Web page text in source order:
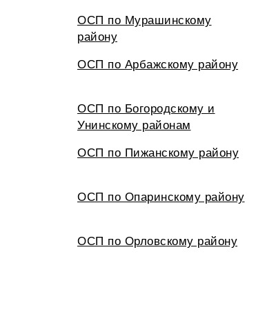
ОСП по Мурашинскому
району
ОСП по Арбажскому району
ОСП по Богородскому и
Унинскому районам
ОСП по Пижанскому району
ОСП по Опаринскому району
ОСП по Орловскому району